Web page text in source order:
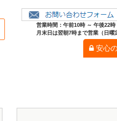
営業時間：午前10時 ～ 午後22時
月末日は翌朝7時まで営業（日曜
安心